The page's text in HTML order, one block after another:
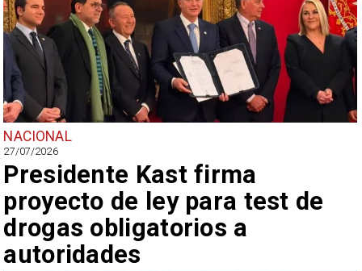
NACIONAL
27/07/2026
Presidente Kast firma
proyecto de ley para test de
drogas obligatorios a
autoridades